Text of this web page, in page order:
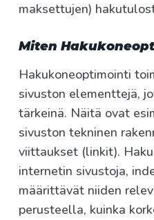
maksettujen)
Miten
Hakukoneoptimointi
sivuston elementtejä,
tärkeinä. Näitä ovat
sivuston tekninen
viittaukset (linkit).
internetin sivustoja,
määrittävät niiden
perusteella, kuinka